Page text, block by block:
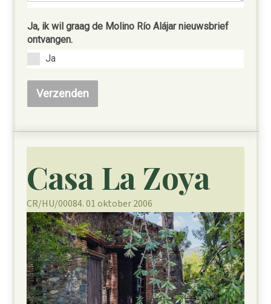
Ja, ik wil graag de Molino Río Alájar nieuwsbrief
ontvangen.
Ja
Verzenden
Casa La Zoya
CR/HU/00084. 01 oktober 2006